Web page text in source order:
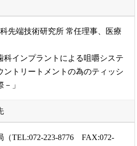
先端技術研究所 常任理事、医療
科インプラントによる咀嚼システ
ントリートメントの為のティッシ
」
（TEL:072-223-8776 FAX:072-